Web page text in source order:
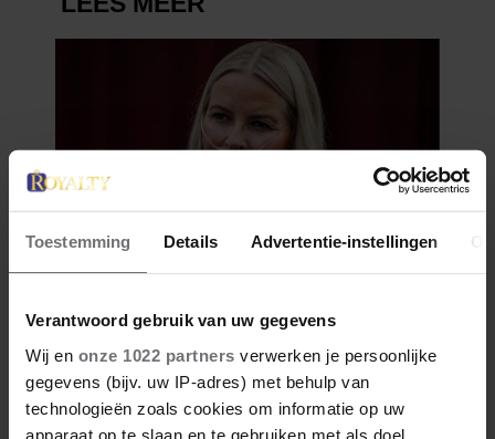
Toestemming Details Advertentie-instellingen
Verantwoord gebruik van uw gegevens
Wij en onze 1022 partners verwerken je persoonlijke
gegevens (bijv. uw IP-adres) met behulp van
technologieën zoals cookies om informatie op uw
apparaat op te slaan en te gebruiken met als doel